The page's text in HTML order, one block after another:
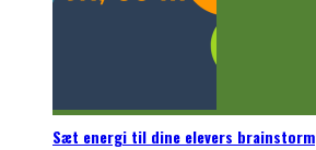
Sæt energi til dine elevers brainstorm